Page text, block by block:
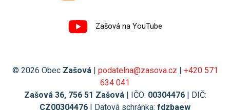
Zašová na YouTube
© 2026 Obec Zašová| podatelna@zasova.cz
+420 571
634 041
Zašová 36, 756 51 Zašová| IČO: 00304476| DIČ:
CZ00304476 | Datová schránka: fdzbaew